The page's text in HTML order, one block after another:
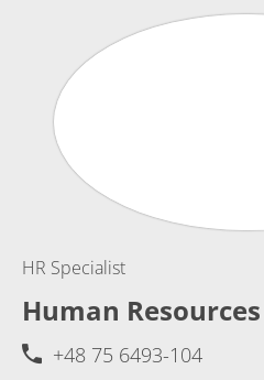
HR Specialist
Human Resources
+48 75 6493-104